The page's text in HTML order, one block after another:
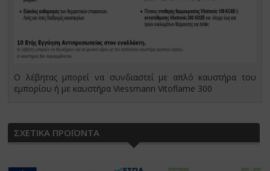
Ο λέβητας μπορεί να συνδιαστεί με απλό καυστήρα του
εμπορίου ή με καυστήρα Viessmann Vitoflame 300
ΣΧΕΤΙΚΑ ΠΡΟΪΟΝΤΑ